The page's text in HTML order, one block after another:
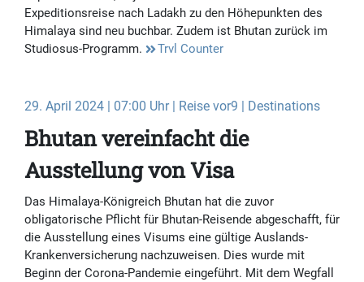
Expeditionsreise nach Ladakh zu den Höhepunkten des
Himalaya sind neu buchbar. Zudem ist Bhutan zurück im
Studiosus-Programm.
Trvl Counter
29. April 2024 | 07:00 Uhr | Reise vor9 | Destinations
Bhutan vereinfacht die
Ausstellung von Visa
Das Himalaya-Königreich Bhutan hat die zuvor
obligatorische Pflicht für Bhutan-Reisende abgeschafft, für
die Ausstellung eines Visums eine gültige Auslands-
Krankenversicherung nachzuweisen. Dies wurde mit
Beginn der Corona-Pandemie eingeführt. Mit dem Wegfall